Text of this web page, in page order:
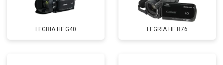
LEGRIA HF G40 LEGRIA HF R76